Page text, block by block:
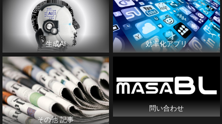
生成AI 効率化アプリ
その他 記事
問い合わせ